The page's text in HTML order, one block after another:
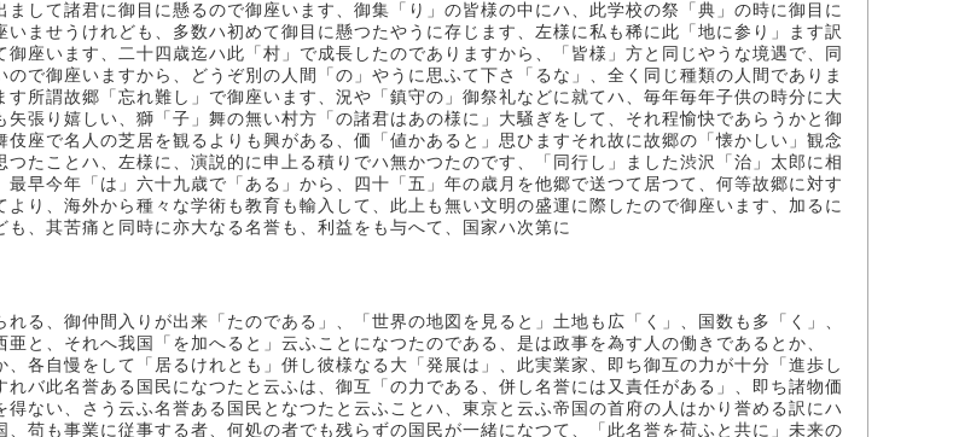
して諸君に御目に懸るので御座います、御集「り」の皆様の中にハ、此学校の祭「典」の時に御目に
ませうけれども、多数ハ初めて御目に懸つたやうに存じます、左様に私も稀に此「地に参り」ます訳
座います、二十四歳迄ハ此「村」で成長したのでありますから、「皆様」方と同じやうな境遇で、同
で御座いますから、どうぞ別の人間「の」やうに思ふて下さ「るな」、全く同じ種類の人間でありま
所謂故郷「忘れ難し」で御座います、況や「鎮守の」御祭礼などに就てハ、毎年毎年子供の時分に大
張り嬉しい、獅「子」舞の無い村方「の諸君はあの様に」大騒ぎをして、それ程愉快であらうかと御
座で名人の芝居を観るよりも興がある、価「値かあると」思ひますそれ故に故郷の「懐かしい」観念
たことハ、左様に、演説的に申上る積りでハ無かつたのです、「同行し」ました渋沢「治」太郎に相
早今年「は」六十九歳で「ある」から、四十「五」年の歳月を他郷で送つて居つて、何等故郷に対す
り、海外から種々な学術も教育も輸入して、此上も無い文明の盛運に際したので御座います、加るに
、其苦痛と同時に亦大なる名誉も、利益をも与へて、国家ハ次第に
る、御仲間入りが出来「たのである」、「世界の地図を見ると」土地も広「く」、国数も多「く」、
と、それへ我国「を加へると」云ふことになつたのである、是は政事を為す人の働きであるとか、
各自慢をして「居るけれとも」併し彼様なる大「発展は」、此実業家、即ち御互の力が十分「進歩し
バ此名誉ある国民になつたと云ふは、御互「の力である、併し名誉には又責任がある」、即ち諸物価
ない、さう云ふ名誉ある国民となつたと云ふことハ、東京と云ふ帝国の首府の人はかり誉める訳にハ
苟も事業に従事する者、何処の者でも残らずの国民が一緒になつて、「此名誉を荷ふと共に」未来の